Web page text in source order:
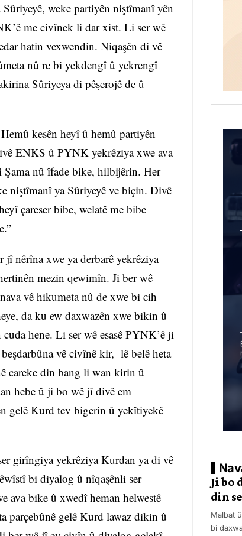
weke partiyên niştîmanî yên
me civînek li dar xist. Li ser wê
hatin vexwendin. Niqaşên di vê
nû re bi yekdengî û yekrengî
Sûriyeya di pêşerojê de û
kesên heyî û hemû partiyên
ENKS û PYNK yekrêziya xwe ava
nû îfade bike, hilbijêrin. Her
niştîmanî ya Sûriyeyê ve biçin. Divê
çareser bibe, welatê me bibe
nêrîna xwe ya derbarê yekrêziya
mezin qewimîn. Ji ber wê
vê hikumeta nû de xwe bi cih
da ku ew daxwazên xwe bikin û
hene. Li ser wê esasê PYNK’ê ji
vê civînê kir, lê belê heta
careke din bang li wan kirin û
hebe û ji bo wê jî divê em
gelê Kurd tev bigerin û yekîtiyekê
girîngiya yekrêziya Kurdan ya di vê
bi diyalog û nîqaşênli ser
ava bike û xwedî heman helwestê
parçebûnê gelê Kurd lawaz dikin û
Ji bo
din
Malbat
bi